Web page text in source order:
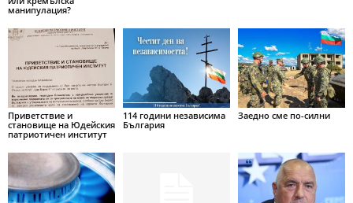
манипулация?
Приветствие и
становище на Юдейския
патриотичен институт
114 години независима
България
Заедно сме по-силни